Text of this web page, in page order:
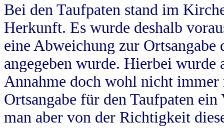
Bei den Taufpaten stand im
Herkunft. Es wurde deshalb
eine Abweichung zur
angegeben wurde. Hierbei wurde
Annahme doch wohl nicht
Ortsangabe für den Taufpaten
man aber von der Richtigkeit